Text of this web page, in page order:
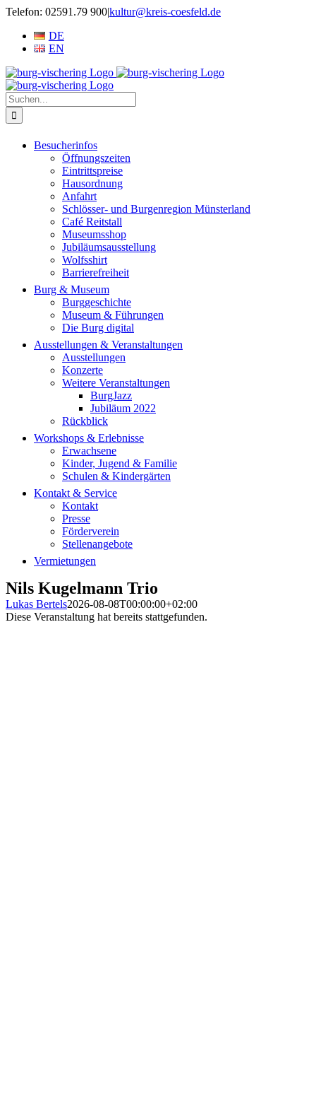
Zum
springen
Telefon: 02591.79 900|kultur@kreis-coesfeld.de
DE
EN
Suche
nach:
Besucherinfos
Öffnungszeiten
Eintrittspreise
Hausordnung
Anfahrt
Schlösser- und Burgenregion Münsterland
Café Reitstall
Museumsshop
Jubiläumsausstellung
Wolfsshirt
Barrierefreiheit
Burg & Museum
Burggeschichte
Museum & Führungen
Die Burg digital
Ausstellungen & Veranstaltungen
Ausstellungen
Konzerte
Weitere Veranstaltungen
BurgJazz
Jubiläum 2022
Rückblick
Workshops & Erlebnisse
Erwachsene
Kinder, Jugend & Familie
Schulen & Kindergärten
Kontakt & Service
Kontakt
Presse
Förderverein
Stellenangebote
Vermietungen
Nils Kugelmann Trio
Lukas Bertels2026-08-08T00:00:00+02:00
Diese Veranstaltung hat bereits stattgefunden.